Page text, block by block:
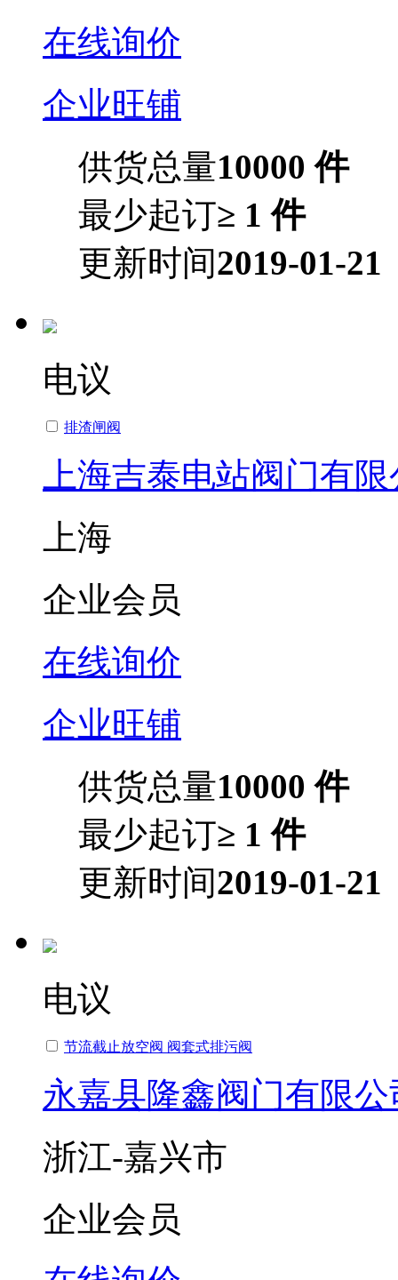
在线询价
企业旺铺
供货总量10000 件
最少起订≥ 1 件
更新时间2019-01-21
电议
排渣闸阀
上海吉泰电站阀门有
上海
企业会员
在线询价
企业旺铺
供货总量10000 件
最少起订≥ 1 件
更新时间2019-01-21
电议
节流截止放空阀 阀套式排污阀
永嘉县隆鑫阀门有限公
浙江-嘉兴市
企业会员